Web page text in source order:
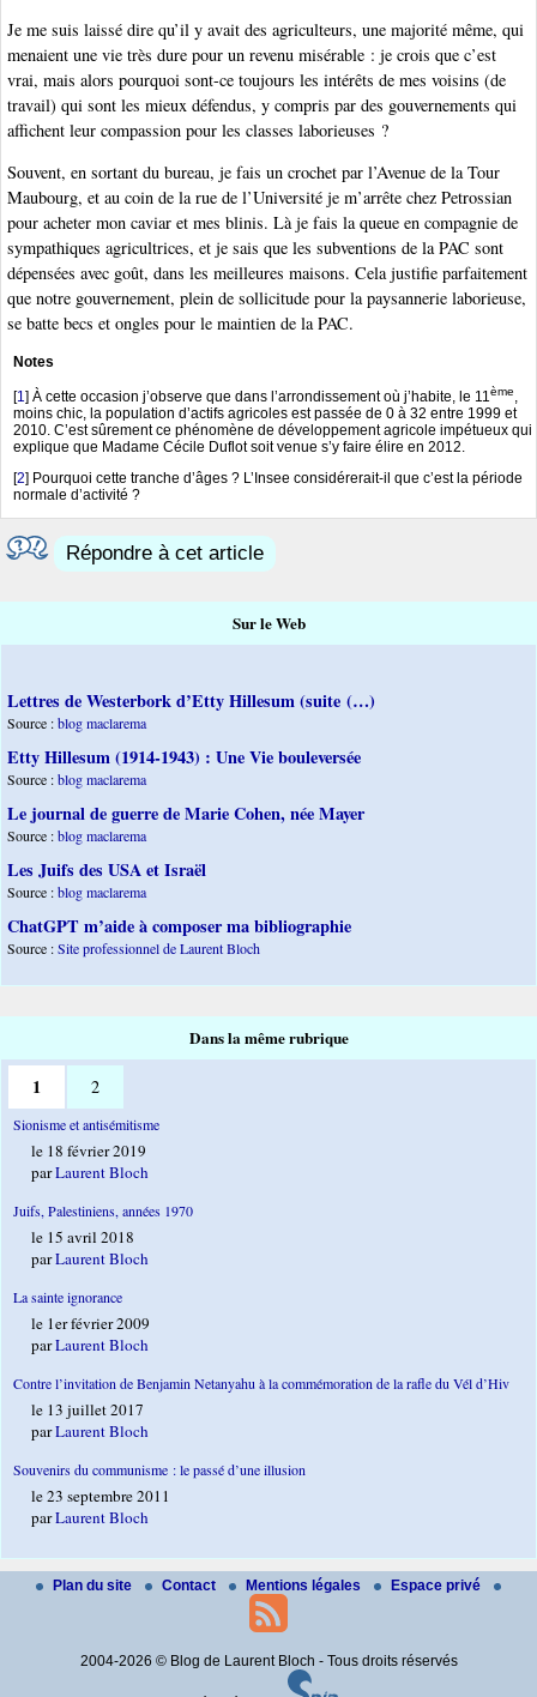
Je me suis laissé dire qu’il y avait des agriculteurs, une majorité même, qui
menaient une vie très dure pour un revenu misérable : je crois que c’est
vrai, mais alors pourquoi sont-ce toujours les intérêts de mes voisins (de
travail) qui sont les mieux défendus, y compris par des gouvernements qui
affichent leur compassion pour les classes laborieuses ?
Souvent, en sortant du bureau, je fais un crochet par l’Avenue de la Tour
Maubourg, et au coin de la rue de l’Université je m’arrête chez Petrossian
pour acheter mon caviar et mes blinis. Là je fais la queue en compagnie de
sympathiques agricultrices, et je sais que les subventions de la PAC sont
dépensées avec goût, dans les meilleures maisons. Cela justifie parfaitement
que notre gouvernement, plein de sollicitude pour la paysannerie laborieuse,
se batte becs et ongles pour le maintien de la PAC.
Notes
[1 ] À cette occasion j’observe que dans l’arrondissement où j’habite, le 11 ème
moins chic, la population d’actifs agricoles est passée de 0 à 32 entre 1999 et
2010. C’est sûrement ce phénomène de développement agricole impétueux qui
explique que Madame Cécile Duflot soit venue s’y faire élire en 2012.
[2] Pourquoi cette tranche d’âges ? L’Insee considérerait-il que c’est la période
normale d’activité ?
Répondre à cet article
Sur le Web
Lettres de Westerbork d’Etty Hillesum (suite (…)
Source :blog maclarema
Etty Hillesum (1914-1943) : Une Vie bouleversée
Source :blog maclarema
Le journal de guerre de Marie Cohen, née Mayer
Source :blog maclarema
Les Juifs des USA et Israël
Source :blog maclarema
ChatGPT m’aide à composer ma bibliographie
Source :Site professionnel de Laurent Bloch
Dans la même rubrique
1 2
Sionisme et antisémitisme
le 18 février 2019
parLaurent Bloch
Juifs, Palestiniens, années 1970
le 15 avril 2018
parLaurent Bloch
La sainte ignorance
le 1er février 2009
parLaurent Bloch
Contre l’invitation de Benjamin Netanyahu à la commémoration de la rafle du Vél d’Hiv
le 13 juillet 2017
parLaurent Bloch
Souvenirs du communisme : le passé d’une illusion
le 23 septembre 2011
parLaurent Bloch
Plan du site Contact Mentions légales Espace privé
2004-2026 © Blog de Laurent Bloch - Tous droits réservés